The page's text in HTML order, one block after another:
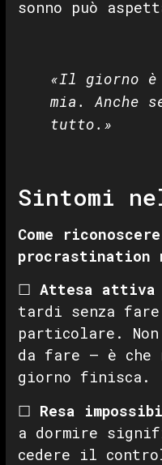
sonno può
«Il giorno
mia. Anche
tutto.»
Sintomi
Come
☐ Attesa attiva
tardi senza
particolare.
da fare — è
giorno finisca.
☐ Resa
a dormire
cedere il